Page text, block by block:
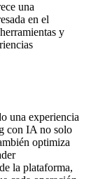
una
en el
y
una experiencia
con IA no solo
optimiza
la plataforma,